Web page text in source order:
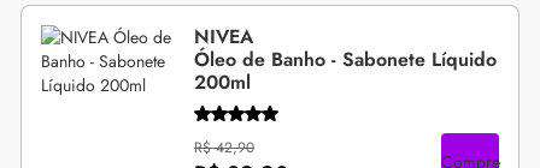
NIVEA
Óleo de Banho - Sabonete Líquido
200ml
R$ 42,90
Compre